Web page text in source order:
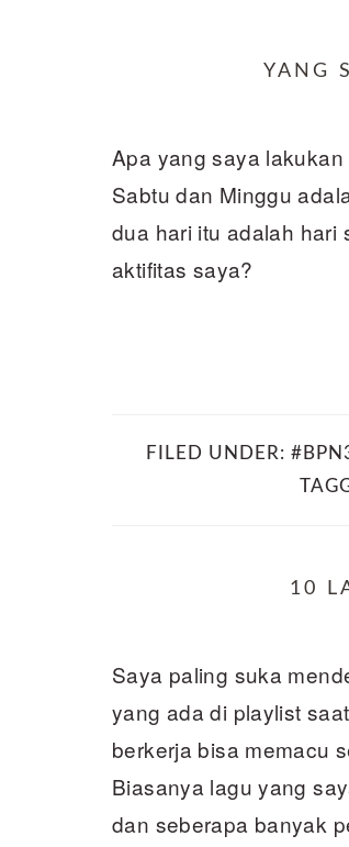
YANG
Apa yang saya
Sabtu dan Minggu
dua hari itu adalah hari
aktifitas saya?
FILED UNDER:
10
Saya paling suka
yang ada di playlist
berkerja bisa memacu
Biasanya lagu yang
dan seberapa banyak